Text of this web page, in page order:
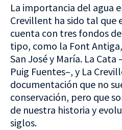
La importancia del agua
Crevillent ha sido tal que
cuenta con tres fondos
tipo, como la Font
San José y María. La
Puig Fuentes–, y La
documentación que no
conservación, pero que
de nuestra historia y
siglos.